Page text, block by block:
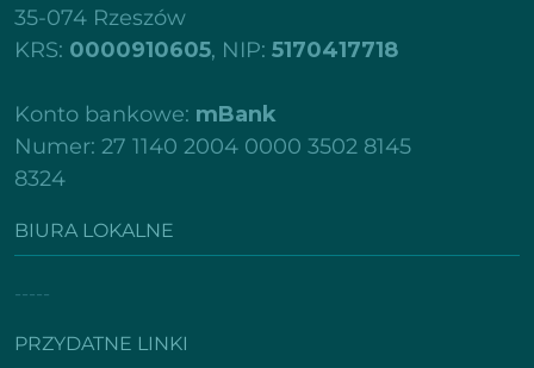
35-074 Rzeszów
KRS: 0000910605, NIP: 5170417718
Konto bankowe: mBank
Numer: 27 1140 2004 0000 3502 8145
8324
BIURA LOKALNE
-----
PRZYDATNE LINKI